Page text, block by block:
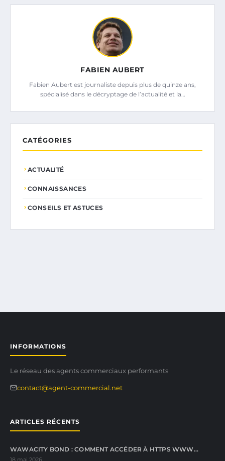
FABIEN AUBERT
Fabien Aubert est journaliste depuis plus de quinze ans,
spécialisé dans le décryptage de l’actualité et la…
CATÉGORIES
ACTUALITÉ
CONNAISSANCES
CONSEILS ET ASTUCES
INFORMATIONS
Le réseau des agents commerciaux performants
contact@agent-commercial.net
ARTICLES RÉCENTS
WAWACITY BOND : COMMENT ACCÉDER À HTTPS WWW…
18 mai 2026